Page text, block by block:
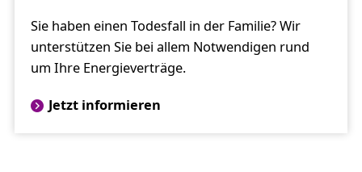
Sie haben einen Todesfall in der Familie? Wir
unterstützen Sie bei allem Notwendigen rund
um Ihre Energieverträge.
Jetzt informieren